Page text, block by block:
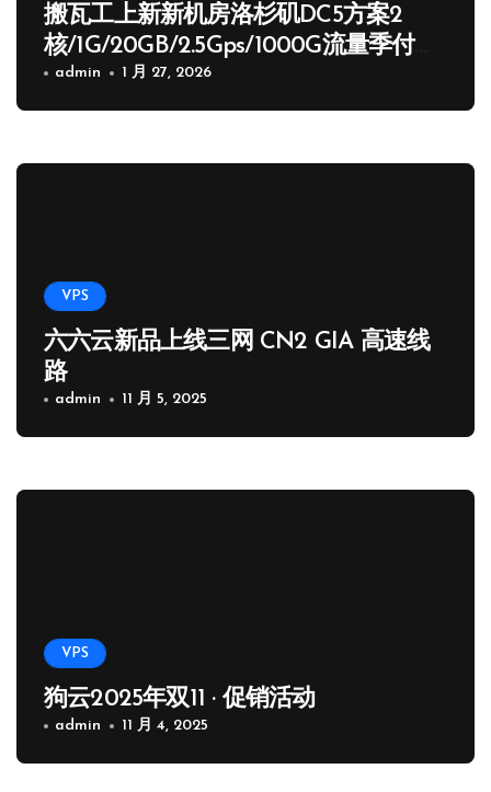
搬瓦工上新新机房洛杉矶DC5方案2
核/1G/20GB/2.5Gps/1000G流量季付
65.89 USD
admin 1 月 27, 2026
VPS
六六云新品上线三网 CN2 GIA 高速线
路
admin 11 月 5, 2025
VPS
狗云2025年双11 · 促销活动
admin 11 月 4, 2025